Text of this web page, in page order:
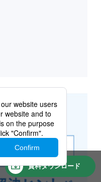
資料ダウンロード